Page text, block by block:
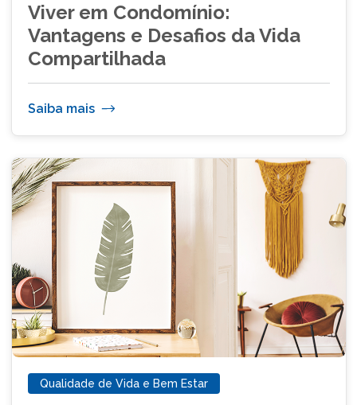
Viver em Condomínio:
Vantagens e Desafios da Vida
Compartilhada
Saiba mais
Qualidade de Vida e Bem Estar